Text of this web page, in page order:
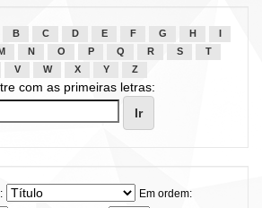
B C D E F G H
M N O P Q R S
T
V W X Y Z
com as primeiras letras:
Em ordem: